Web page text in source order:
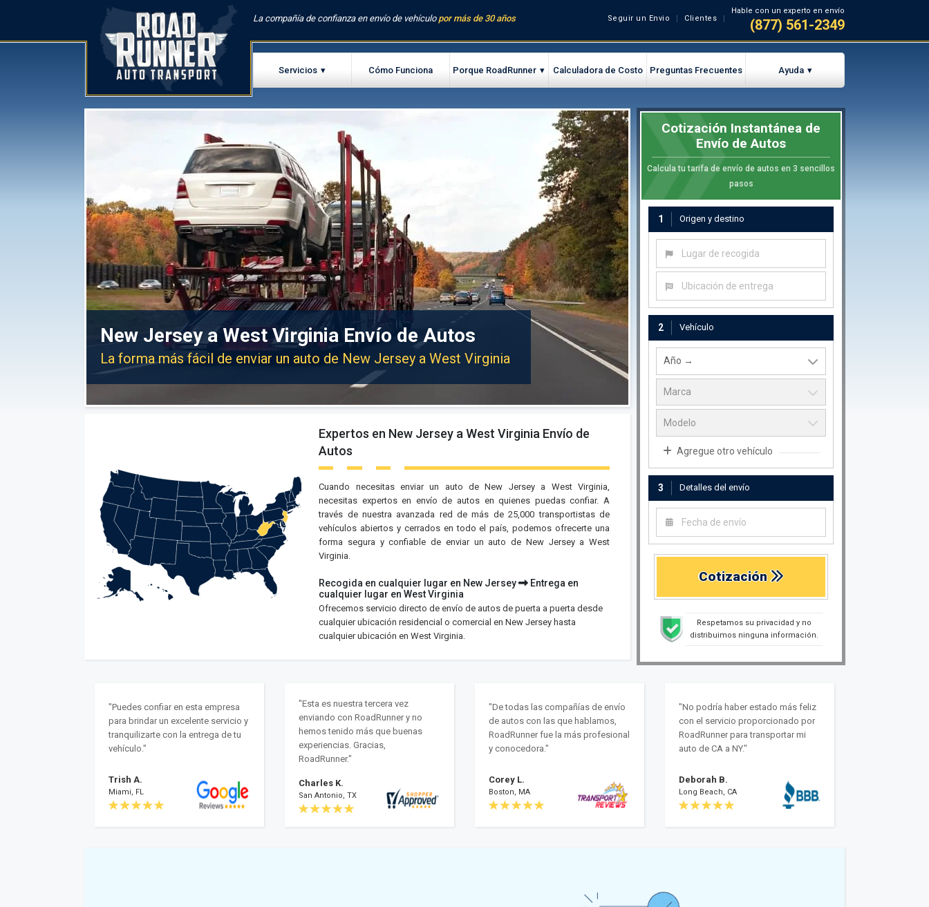
La compañía de confianza en envío de vehículopor más de 30 años Seguir un Envio Clientes
Hable con un experto en envío
(877) 561-2349
Servicios Cómo Funciona Porque RoadRunner Calculadora de Costo Preguntas Frecuentes Ayuda
New Jersey a West Virginia Envío de Autos
La forma más fácil de enviar un auto de New Jersey a West Virginia
Expertos en New Jersey a West Virginia Envío de
Autos
Cuando necesitas enviar un auto de New Jersey a West Virginia,
necesitas expertos en envío de autos en quienes puedas confiar. A
través de nuestra avanzada red de más de 25,000 transportistas de
vehículos abiertos y cerrados en todo el país, podemos ofrecerte una
forma segura y confiable de enviar un auto de New Jersey a West
Virginia.
Recogida en cualquier lugar en New Jersey
Entrega en
cualquier lugar en West Virginia
Ofrecemos servicio directo de envío de autos de puerta a puerta desde
cualquier ubicación residencial o comercial en New Jersey hasta
cualquier ubicación en West Virginia.
Cotización Instantánea de
Envío de Autos
Calcula tu tarifa de envío de autos en 3 sencillos
pasos
1 Origen y destino
Lugar de recogida
Ubicación de entrega
2 Vehículo
Agregue otro vehículo
3 Detalles del envío
Cotización
Respetamos su privacidad y no
distribuimos ninguna información.
"Puedes confiar en esta empresa
para brindar un excelente servicio y
tranquilizarte con la entrega de tu
vehículo."
Trish A.
Miami, FL
"Esta es nuestra tercera vez
enviando con RoadRunner y no
hemos tenido más que buenas
experiencias. Gracias,
RoadRunner."
Charles K.
San Antonio, TX
"De todas las compañías de envío
de autos con las que hablamos,
RoadRunner fue la más profesional
y conocedora."
Corey L.
Boston, MA
"No podría haber estado más feliz
con el servicio proporcionado por
RoadRunner para transportar mi
auto de CA a NY."
Deborah B.
Long Beach, CA